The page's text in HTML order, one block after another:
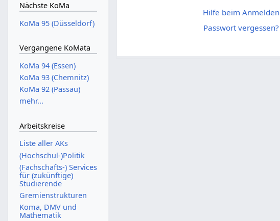
Hilfe beim Anmelden
Passwort vergessen?
Nächste KoMa
KoMa 95 (Düsseldorf)
Vergangene KoMata
KoMa 94 (Essen)
KoMa 93 (Chemnitz)
KoMa 92 (Passau)
mehr...
Arbeitskreise
Liste aller AKs
(Hochschul-)Politik
(Fachschafts-) Services
für (zukünftige)
Studierende
Gremienstrukturen
Koma, DMV und
Mathematik